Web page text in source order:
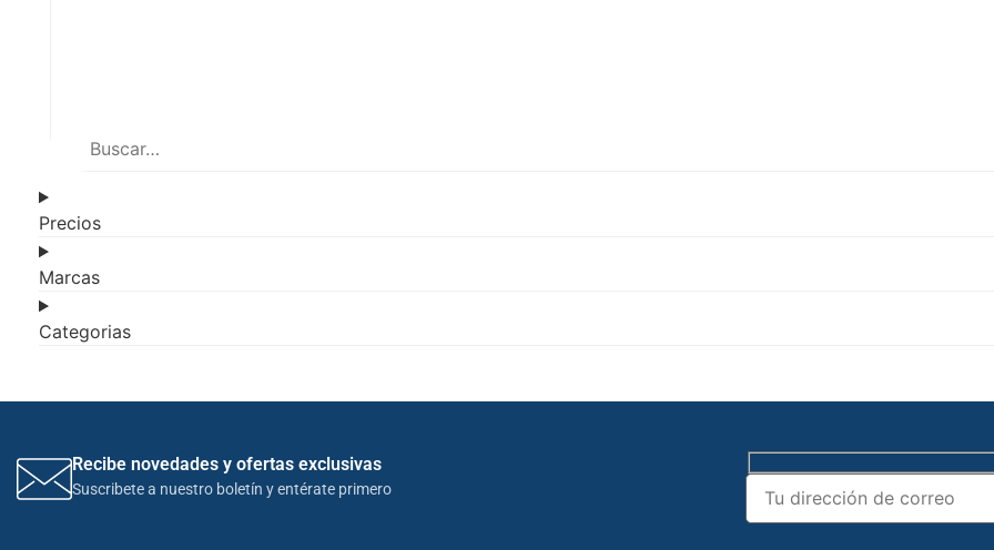
Precios
Marcas
Categorias
Recibe novedades y ofertas exclusivas
Suscribete a nuestro boletín y entérate primero